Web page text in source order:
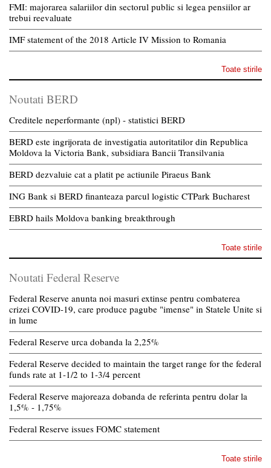
FMI: majorarea salariilor din sectorul public si legea pensiilor ar
trebui reevaluate
IMF statement of the 2018 Article IV Mission to Romania
Toate stirile
Noutati BERD
Creditele neperformante (npl) - statistici BERD
BERD este ingrijorata de investigatia autoritatilor din Republica
Moldova la Victoria Bank, subsidiara Bancii Transilvania
BERD dezvaluie cat a platit pe actiunile Piraeus Bank
ING Bank si BERD finanteaza parcul logistic CTPark Bucharest
EBRD hails Moldova banking breakthrough
Toate stirile
Noutati Federal Reserve
Federal Reserve anunta noi masuri extinse pentru combaterea
crizei COVID-19, care produce pagube "imense" in Statele Unite si
in lume
Federal Reserve urca dobanda la 2,25%
Federal Reserve decided to maintain the target range for the federal
funds rate at 1-1/2 to 1-3/4 percent
Federal Reserve majoreaza dobanda de referinta pentru dolar la
1,5% - 1,75%
Federal Reserve issues FOMC statement
Toate stirile